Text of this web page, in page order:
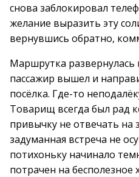
снова заблокировал
желание выразить эту
вернувшись обратно,
Маршрутка развернулась
пассажир вышел и
посёлка. Где-то
Товарищ всегда был рад
привычку не отвечать на
задуманная встреча не
потихоньку начинало
потрачен на бесполезное